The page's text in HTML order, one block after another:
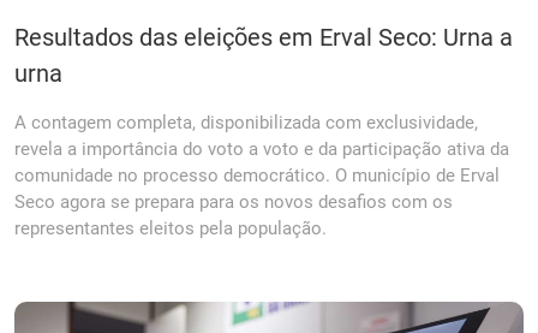
Resultados das eleições em Erval Seco: Urna a
urna
A contagem completa, disponibilizada com exclusividade,
revela a importância do voto a voto e da participação ativa da
comunidade no processo democrático. O município de Erval
Seco agora se prepara para os novos desafios com os
representantes eleitos pela população.